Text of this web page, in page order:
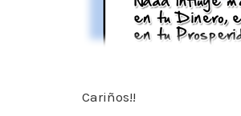
Cariños!!